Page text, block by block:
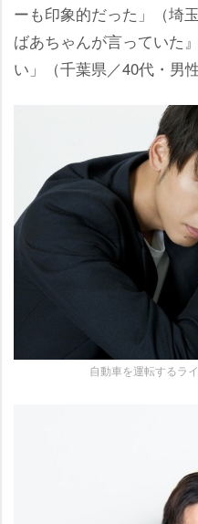
ーも印象的だった」（埼
ばあちゃんが言っていた
い」（千葉県／40代・男
自動車を運転するラ